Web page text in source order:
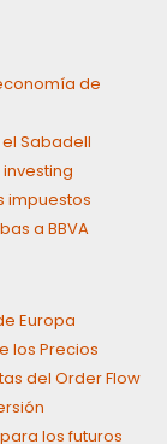
de
Sabadell
impuestos
a BBVA
Europa
los Precios
del Order Flow
los futuros